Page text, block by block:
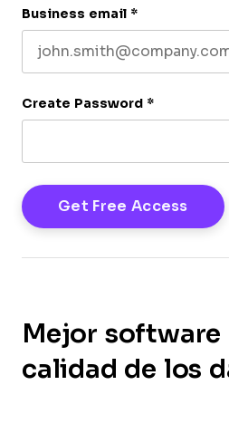
Business email *
Create Password *
Mejor software
calidad de los